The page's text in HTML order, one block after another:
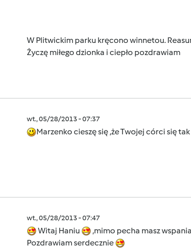
W Plitwickim parku kręcono winnetou.
Życzę miłego dzionka i ciepło pozdrawiam
wt., 05/28/2013 - 07:37
Marzenko cieszę się ,że Twojej córci się
wt., 05/28/2013 - 07:47
Witaj Haniu
,mimo pecha masz
Pozdrawiam serdecznie